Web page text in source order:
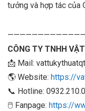
tưởng và hợp tác của
CÔNG TY TNHH
📩 Mail:
🌎 Website: https://
📞 Hotline:
🖱 Fanpage: https://